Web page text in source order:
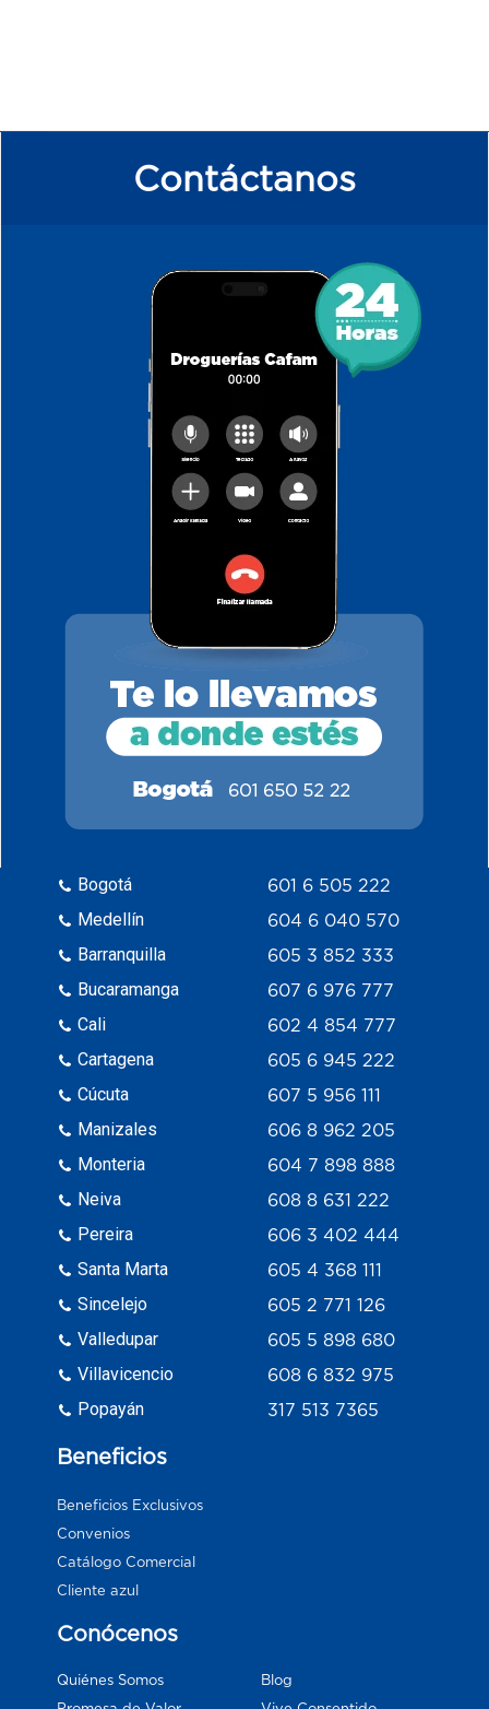
Contáctanos
Bogotá
Medellín
Barranquilla
Bucaramanga
Cali
Cartagena
Cúcuta
Manizales
Monteria
Neiva
Pereira
Santa Marta
Sincelejo
Valledupar
Villavicencio
Popayán
601 6 505 222
604 6 040 570
605 3 852 333
607 6 976 777
602 4 854 777
605 6 945 222
607 5 956 111
606 8 962 205
604 7 898 888
608 8 631 222
606 3 402 444
605 4 368 111
605 2 771 126
605 5 898 680
608 6 832 975
317 513 7365
Beneficios
Beneficios Exclusivos
Convenios
Catálogo Comercial
Cliente azul
Conócenos
Quiénes Somos
Blog